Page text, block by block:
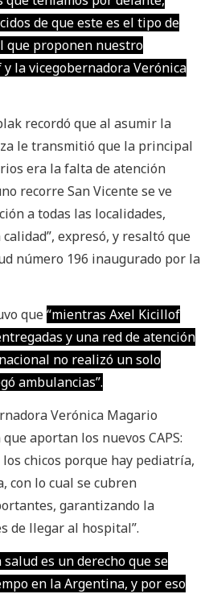
de que este es el tipo de
que proponen nuestro
la vicegobernadora Verónica
recordó que al asumir la
le transmitió que la principal
era la falta de atención
recorre San Vicente se ve
a todas las localidades,
expresó, y resaltó que
número 196 inaugurado por la
que“mientras Axel Kicillof
y una red de atención
no realizó un solo
ambulancias”.
Verónica Magario
aportan los nuevos CAPS:
los chicos porque hay pediatría,
con lo cual se cubren
garantizando la
de llegar al hospital”.
salud es un derecho que se
en la Argentina, y por eso